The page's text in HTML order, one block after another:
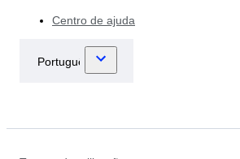
Centro de ajuda